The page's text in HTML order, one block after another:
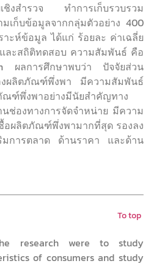
เชิงสำรวจ ทำการเก็บรวบรวม
เก็บข้อมูลจากกลุ่มตัวอย่าง 400
ะห์ข้อมูล ได้แก่ ร้อยละ ค่าเฉลี่ย
และสถิติทดสอบ ความสัมพันธ์ คือ
ผลการศึกษาพบว่า ปัจจัยส่วน
งผลิตภัณฑ์พึ่งพา มีความสัมพันธ์
ณฑ์พึ่งพาอย่างมีนัยสำคัญทาง
ช่องทางการจัดจำหน่าย มีความ
อผลิตภัณฑ์พึ่งพามากที่สุด รองลง
การตลาด ด้านราคา และด้าน
To top
research were to study
of consumers and study